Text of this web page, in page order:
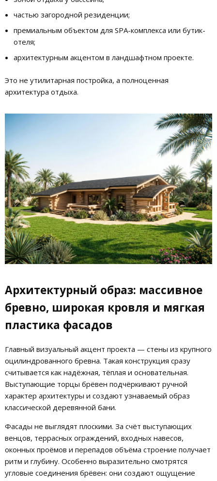
частью загородной резиденции;
премиальным объектом для SPA-комплекса или бутик-
отеля;
архитектурным акцентом в ландшафтном проекте.
Это не утилитарная постройка, а полноценная
архитектура отдыха.
Архитектурный образ: массивное
бревно, широкая кровля и мягкая
пластика фасадов
Главный визуальный акцент проекта — стены из крупного
оцилиндрованного бревна. Такая конструкция сразу
считывается как надёжная, тёплая и основательная.
Выступающие торцы брёвен подчёркивают ручной
характер архитектуры и создают узнаваемый образ
классической деревянной бани.
Фасады не выглядят плоскими. За счёт выступающих
венцов, террасных ограждений, входных навесов,
оконных проёмов и перепадов объёма строение получает
ритм и глубину. Особенно выразительно смотрятся
угловые соединения брёвен: они создают ощущение